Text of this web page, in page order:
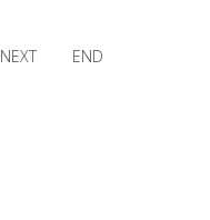
NEXT END